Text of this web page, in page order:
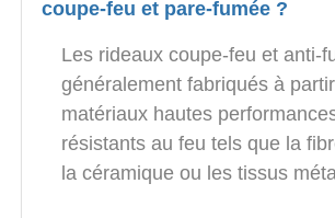
coupe-feu et pare-fumée ?
Les rideaux coupe-feu et anti-
généralement fabriqués à
matériaux hautes
résistants au feu tels que la
la céramique ou les tissus